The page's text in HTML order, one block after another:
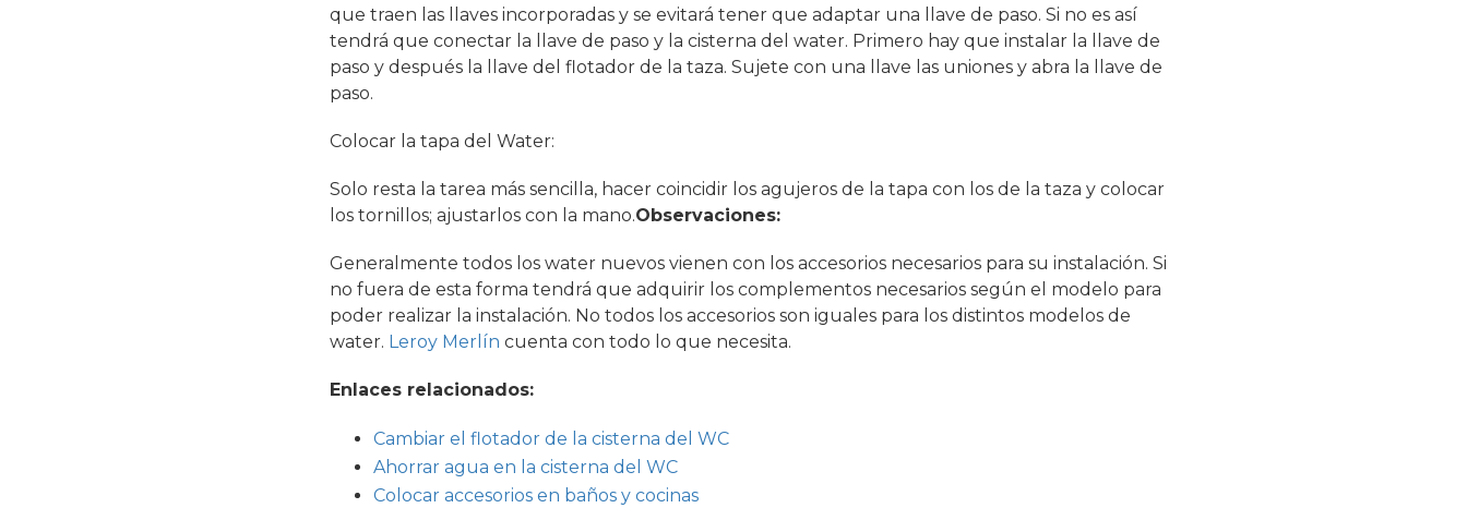
que traen las llaves incorporadas y se evitará tener que adaptar una llave de paso. Si no es así
tendrá que conectar la llave de paso y la cisterna del water. Primero hay que instalar la llave de
paso y después la llave del flotador de la taza. Sujete con una llave las uniones y abra la llave de
paso.
Colocar la tapa del Water:
Solo resta la tarea más sencilla, hacer coincidir los agujeros de la tapa con los de la taza y colocar
los tornillos; ajustarlos con la mano.Observaciones:
Generalmente todos los water nuevos vienen con los accesorios necesarios para su instalación. Si
no fuera de esta forma tendrá que adquirir los complementos necesarios según el modelo para
poder realizar la instalación. No todos los accesorios son iguales para los distintos modelos de
water. Leroy Merlín cuenta con todo lo que necesita.
Enlaces relacionados:
Cambiar el flotador de la cisterna del WC
Ahorrar agua en la cisterna del WC
Colocar accesorios en baños y cocinas